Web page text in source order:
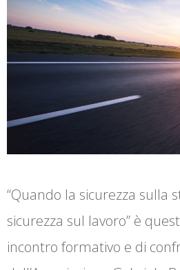
“Quando la sicurezza sulla
sicurezza sul lavoro” è
incontro formativo e di